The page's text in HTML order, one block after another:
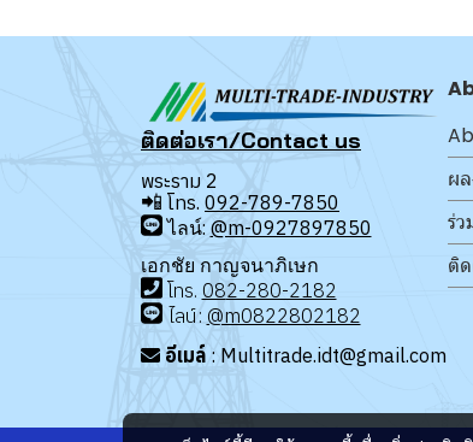
ติดต่อเรา/Contact us
พระราม 2
📲 โทร. 092-789-7850
ไลน์: @m-0927897850
เอกชัย กาญจนาภิเษก
โทร. 082-280-2182
ไลน์: @m0822802182
อีเมล์ : Multitrade.idt@gmail.com
ผ
ร่ว
ติ